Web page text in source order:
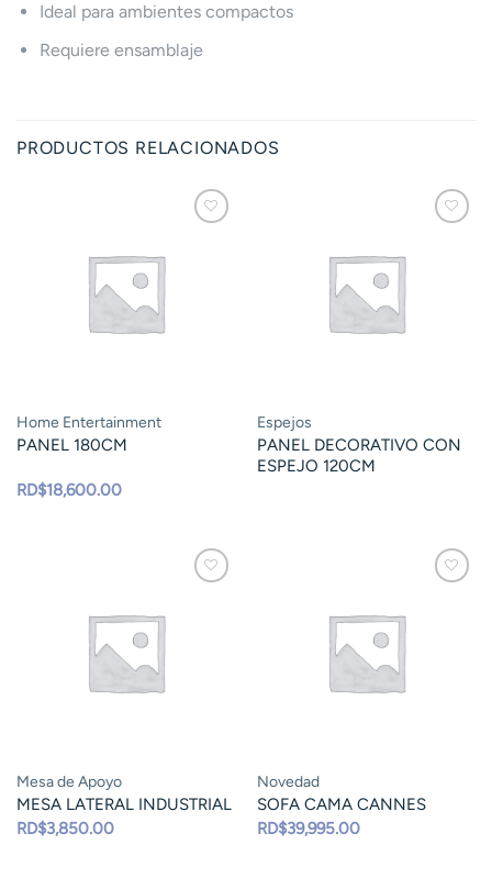
Ideal para ambientes compactos
Requiere ensamblaje
PRODUCTOS RELACIONADOS
Home Entertainment
PANEL 180CM
RD$18,600.00
Espejos
PANEL DECORATIVO CON
ESPEJO 120CM
Mesa de Apoyo
MESA LATERAL INDUSTRIAL
RD$3,850.00
Novedad
SOFA CAMA CANNES
RD$39,995.00